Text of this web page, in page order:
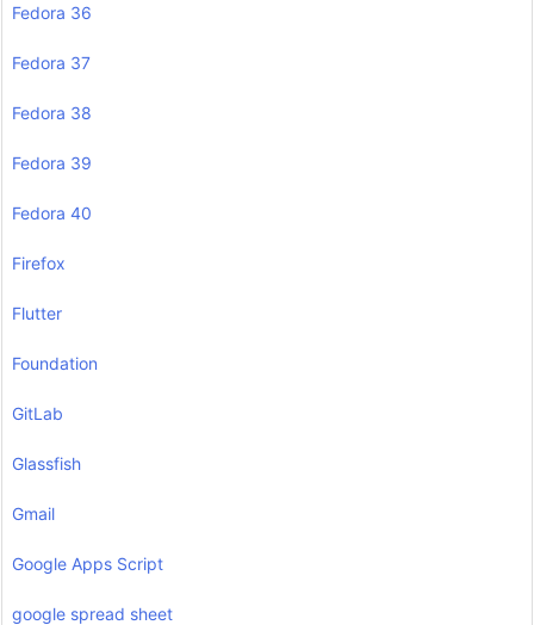
Fedora 36
Fedora 37
Fedora 38
Fedora 39
Fedora 40
Firefox
Flutter
Foundation
GitLab
Glassfish
Gmail
Google Apps Script
google spread sheet